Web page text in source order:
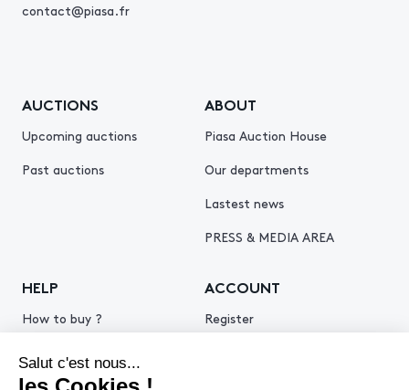
contact@piasa.fr
AUCTIONS
Upcoming auctions
Past auctions
ABOUT
Piasa Auction House
Our departments
Lastest news
PRESS & MEDIA AREA
HELP
How to buy ?
Get an estimate
ACCOUNT
Register